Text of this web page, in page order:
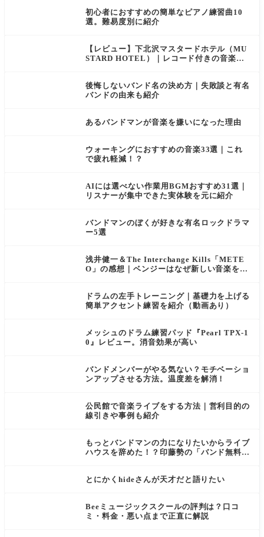
初心者におすすめの簡単なピアノ練習曲10
選。難易度別に紹介
【レビュー】下北沢マスタードホテル（MU
STARD HOTEL）｜レコード付きの音楽ホ
後悔しないバンド名の決め方｜失敗談と有名
バンドの由来も紹介
あるバンドマンが音楽を嫌いになった理由
ウォーキングにおすすめの音楽33選｜これ
で疲れ軽減！？
AIには選べない作業用BGMおすすめ31選｜
リスナーが集中できた実体験を元に紹介
バンドマンのぼくが好きな有名ロックドラマ
ー5選
浅井健一＆The Interchange Kills「METE
O」の感想｜ベンジーはなぜ新しい音楽をつ
ドラムの左手トレーニング｜基礎力を上げる
簡単アクセント練習を紹介（動画あり）
メッシュのドラム練習パッド『Pearl TPX-1
0』レビュー。消音効果が高い
バンドメンバーがやる気ない？モチベーショ
ンアップさせる方法。温度差を解消！
公民館で音楽ライブをする方法｜営利目的の
線引きや事例も紹介
もっとバンドマンの力になりたいからライブ
ハウスを辞めた！？印藤勢の「バンド無料相
とにかくhideさんが天才だと語りたい
Beeミュージックスクールの評判は？口コ
ミ・料金・悪い点まで正直に解説